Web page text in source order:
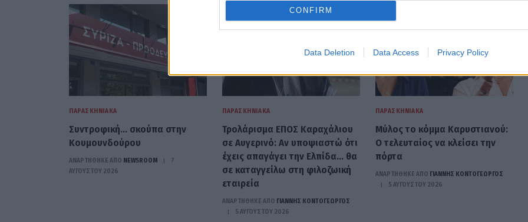
CONFIRM
Data Deletion Data Access Privacy Policy
ΠΑΡΑΣΚΗΝΙΑΚΆ
Συντροφική… σκούπα στην
Κουμουνδούρου
ΑΝΑΡΤΗΘΗΚΕ ΑΠΟ NEWSROOM
7
ΑΥΓΟΎΣΤΟΥ 2026
ΠΑΡΑΣΚΗΝΙΑΚΆ
Τρολάρισμα ΕΠΟΣ Καραχάλιου
σε Αυγερινό: Aν υποψιαστώ ότι
έχεις απαγάγει την Ελπίδα… θα
σε καταγγείλω στη φιλοζωική
εταιρεία
ΑΝΑΡΤΗΘΗΚΕ ΑΠΟ ΓΙΆΝΝΗΣ ΚΟΝΤΟΓΕΏΡΓΟΣ
5 ΑΥΓΟΎΣΤΟΥ 2026
ΠΑΡΑΣΚΗΝΙΑΚΆ
Μύλος το κόμμα Καρυστιανού:
Ο τελευταίος να κλείσει την
πόρτα
ΑΝΑΡΤΗΘΗΚΕ ΑΠΟ ΓΙΆΝΝΗΣ ΚΟΝΤΟΓΕΏΡΓΟΣ
5 ΑΥΓΟΎΣΤΟΥ 2026